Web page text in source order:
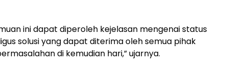
ini dapat diperoleh kejelasan mengenai status
solusi yang dapat diterima oleh semua pihak
di kemudian hari,” ujarnya.